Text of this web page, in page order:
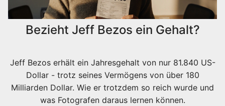
Bezieht Jeff Bezos ein Gehalt?
Jeff Bezos erhält ein Jahresgehalt von nur 81.840 US-
Dollar - trotz seines Vermögens von über 180
Milliarden Dollar. Wie er trotzdem so reich wurde und
was Fotografen daraus lernen können.